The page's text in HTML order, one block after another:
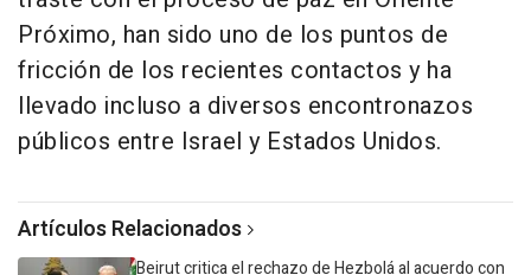
Próximo, han sido uno de los puntos de
fricción de los recientes contactos y ha
llevado incluso a diversos encontronazos
públicos entre Israel y Estados Unidos.
Artículos Relacionados
Beirut critica el rechazo de Hezbolá al acuerdo con